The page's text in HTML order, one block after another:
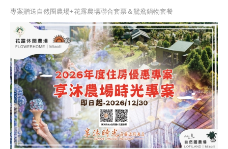
專案贈送自然圈農場+花露農場聯合套票＆鴛鴦鍋物套餐